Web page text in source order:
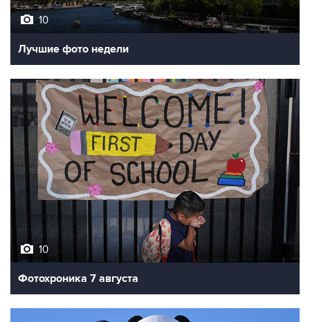
10
Лучшие фото недели
10
Фотохроника 7 августа